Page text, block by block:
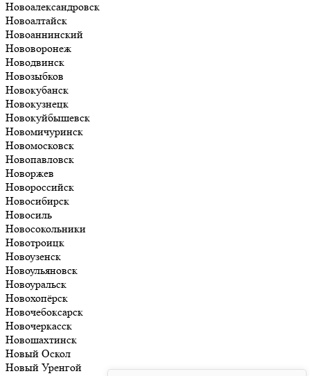
Новоалександровск
Новоалтайск
Новоаннинский
Нововоронеж
Новодвинск
Новозыбков
Новокубанск
Новокузнецк
Новокуйбышевск
Новомичуринск
Новомосковск
Новопавловск
Новоржев
Новороссийск
Новосибирск
Новосиль
Новосокольники
Новотроицк
Новоузенск
Новоульяновск
Новоуральск
Новохопёрск
Новочебоксарск
Новочеркасск
Новошахтинск
Новый Оскол
Новый Уренгой